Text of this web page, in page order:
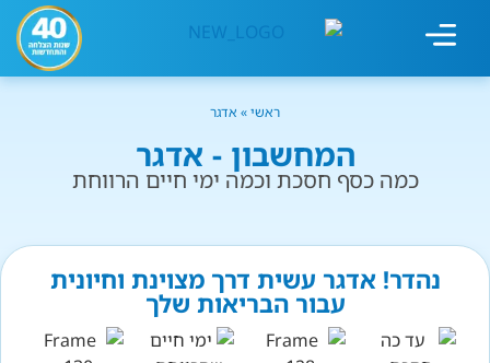
ראשי» אדגר
המחשבון - אדגר
כמה כסף חסכת וכמה ימי חיים הרווחת
נהדר! אדגר עשית דרך מצוינת וחיונית
עבור הבריאות שלך